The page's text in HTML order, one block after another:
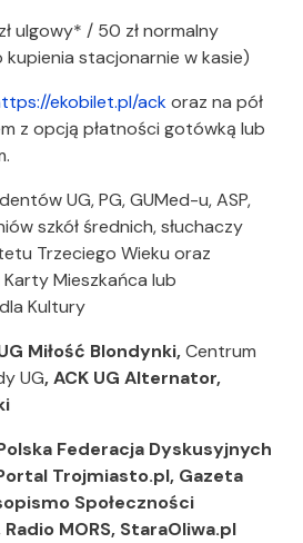
ulgowy* / 50 zł normalny
stacjonarnie w kasie)
ekobilet.pl/ackoraz na pół
z opcją płatności gotówką lub
UG, PG, GUMed-u, ASP,
szkół średnich, słuchaczy
Trzeciego Wieku oraz
Mieszkańca lub
Kultury
Miłość Blondynki,Centrum
UG, ACK UG Alternator,
Federacja Dyskusyjnych
Trojmiasto.pl, Gazeta
Społeczności
MORS, StaraOliwa.pl